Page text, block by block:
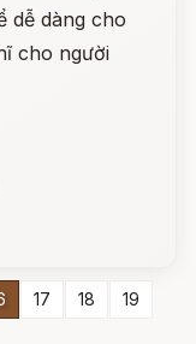
dễ dàng cho
cho người
17 18
19